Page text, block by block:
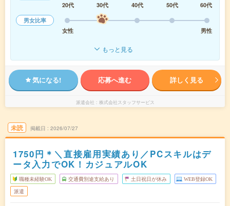
20代
30代 40代 50代
60代
男女比率
女性
男性
もっと見る
気になる! 応募へ進む 詳しく見る
派遣会社 株式会社スタッフサービス
未読 掲載日 2026/07/27
1750円＊＼直接雇用実績あり／PCスキルはデ
ータ入力でOK！カジュアルOK
職種未経験OK 交通費別途支給あり 土日祝日が休み WEB登録OK
派遣